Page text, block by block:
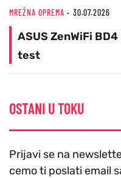
MREŽNA OPREMA 30.07.2026
ASUS ZenWiFi
test
OSTANI U TOKU
Prijavi se na
cemo ti poslati email